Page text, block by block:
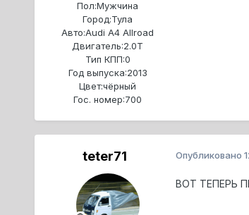
Пол:Мужчина
Город:Тула
Авто:Audi A4 Allroad
Двигатель:2.0T
Тип КПП:0
Год выпуска:2013
Цвет:чёрный
Гос. номер:700
teter71 Опубликовано
ВОТ ТЕПЕРЬ